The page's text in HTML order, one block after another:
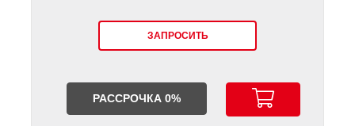
ЗАПРОСИТЬ
РАССРОЧКА 0%